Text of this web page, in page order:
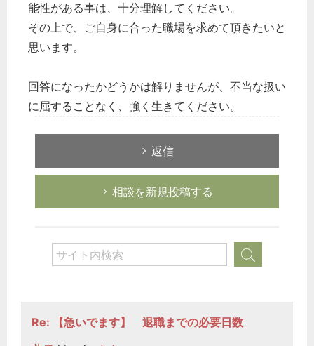
能性がある事は、十分理解してください。
その上で、ご自身に合った職場を求めて頂きたいと
思います。
回答になったかどうかは解りませんが、不当な扱い
に屈することなく、強く生きてください。
返信
相談を新規投稿する
Re: 【急いでます】 退職までの必要日数